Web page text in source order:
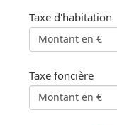
Taxe d'habitation
Taxe foncière